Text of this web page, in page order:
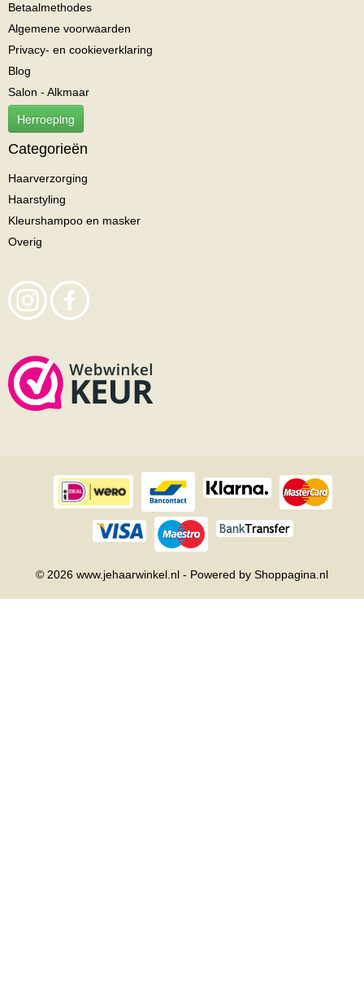
Betaalmethodes
Algemene voorwaarden
Privacy- en cookieverklaring
Blog
Salon - Alkmaar
Herroeping
Categorieën
Haarverzorging
Haarstyling
Kleurshampoo en masker
Overig
© 2026 www.jehaarwinkel.nl - Powered by Shoppagina.nl